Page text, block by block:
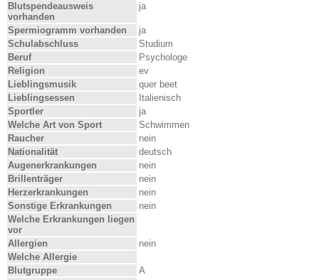
Blutspendeausweis
vorhanden
ja
Spermiogramm vorhanden
ja
Schulabschluss
Studium
Beruf
Psychologe
Religion
ev
Lieblingsmusik
quer beet
Lieblingsessen
Italienisch
Sportler
ja
Welche Art von Sport
Schwimmen
Raucher
nein
Nationalität
deutsch
Augenerkrankungen
nein
Brillenträger
nein
Herzerkrankungen
nein
Sonstige Erkrankungen
nein
Welche Erkrankungen liegen
vor
Allergien
nein
Welche Allergie
Blutgruppe
A